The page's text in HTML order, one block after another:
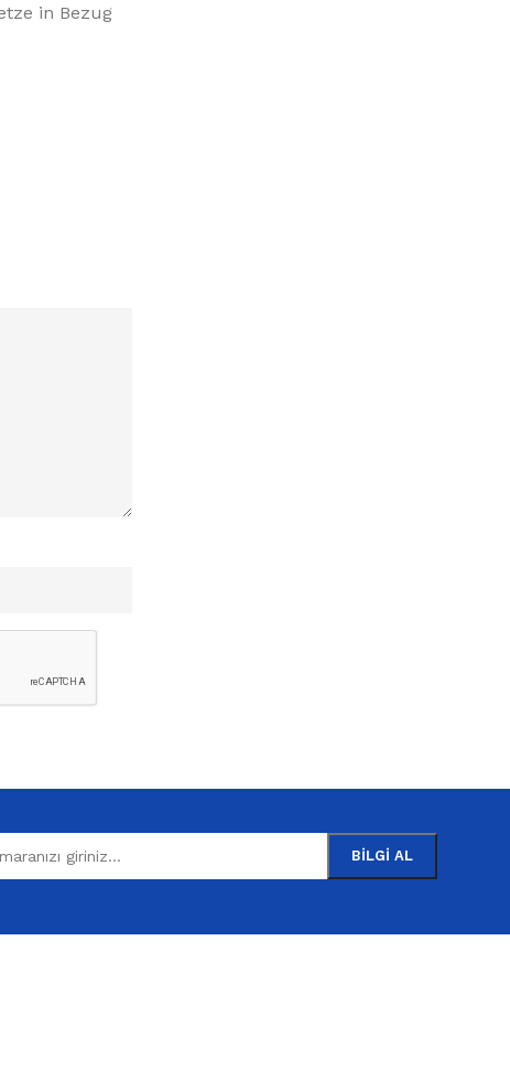
in Bezug